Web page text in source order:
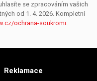
se zpracováním vašich
od 1. 4. 2026. Kompletní
ochrana-soukromi.
Reklamace